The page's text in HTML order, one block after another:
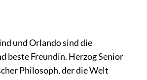
und Orlando sind die
beste Freundin. Herzog Senior
Philosoph, der die Welt